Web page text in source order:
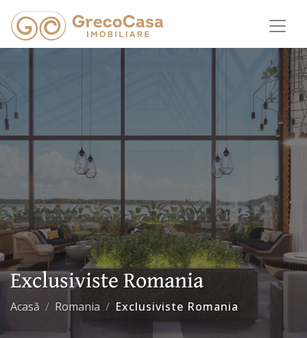
Exclusiviste Romania
Acasă Romania Exclusiviste Romania